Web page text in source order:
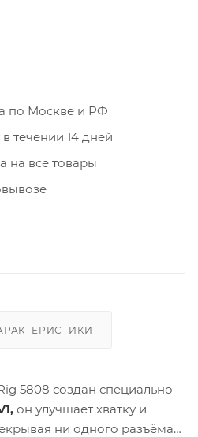
по Москве и РФ
течении 14 дней
на все товары
5808 создан специально
он улучшает хватку и
ни одного разъёма